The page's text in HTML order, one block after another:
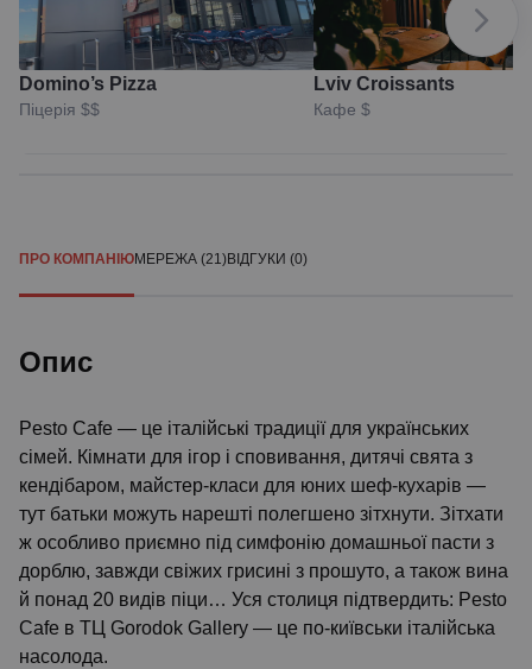
Domino’s Pizza
Піцерія $$
Lviv Croissants
Кафе $
ПРО КОМПАНІЮМЕРЕЖА (21)ВІДГУКИ (0)
Опис
Pesto Cafe — це італійські традиції для українських
сімей. Кімнати для ігор і сповивання, дитячі свята з
кендібаром, майстер-класи для юних шеф-кухарів —
тут батьки можуть нарешті полегшено зітхнути. Зітхати
ж особливо приємно під симфонію домашньої пасти з
дорблю, завжди свіжих грисині з прошуто, а також вина
й понад 20 видів піци… Уся столиця підтвердить: Pesto
Cafe в ТЦ Gorodok Gallery — це по-київськи італійська
насолода.